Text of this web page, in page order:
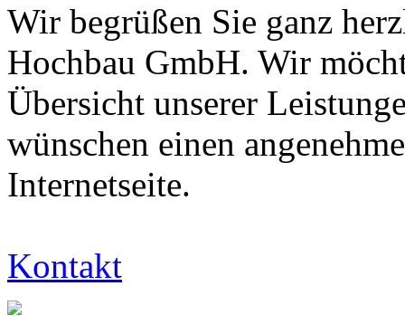
Wir begrüßen Sie ganz
Hochbau GmbH. Wir
Übersicht unserer
wünschen einen
Internetseite.
Kontakt